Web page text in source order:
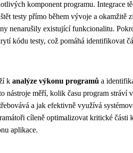
komponent programu. Integrace
testy přímo během vývoje a okamžitě
nenarušily existující funkcionalitu.
kódu testy, což pomáhá identifikovat
k analýze výkonu programů a
nástroje měří, kolik času program stráví
a jak efektivně využívá
cíleně optimalizovat kritické části
aplikace.